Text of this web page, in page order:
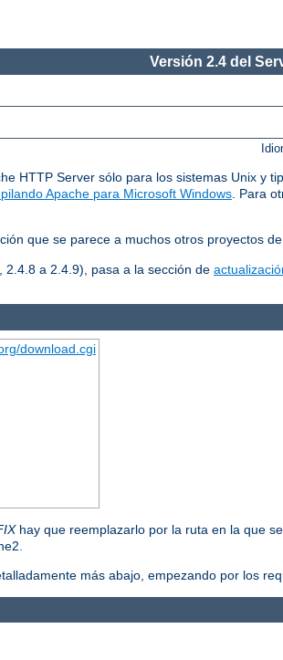
Versión 2.4 del
HTTP Server sólo para los sistemas Unix y
Apache para Microsoft Windows. Para
que se parece a muchos otros proyectos
a 2.4.9), pasa a la sección de
download.cgi
hay que reemplazarlo por la ruta en la que
más abajo, empezando por los